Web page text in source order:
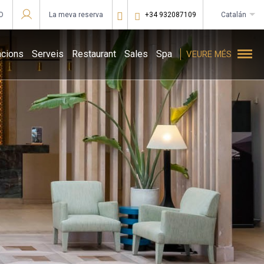
La meva reserva +34 932087109 catalán
Serveis Restaurant Sales Spa VEURE MÉS